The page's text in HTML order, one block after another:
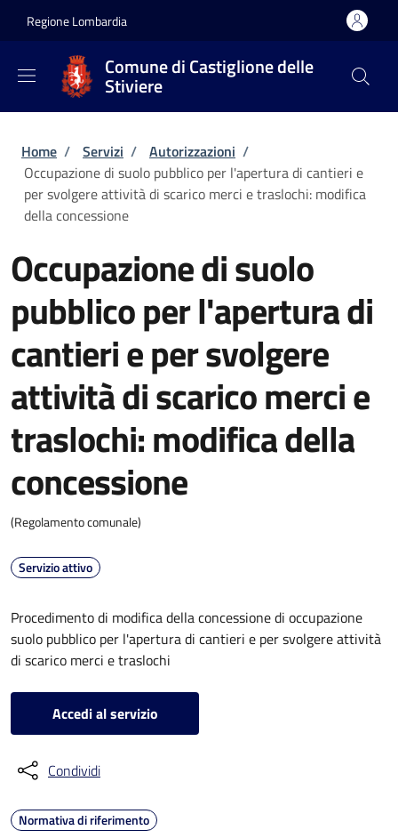
Regione Lombardia
Comune di Castiglione delle
Stiviere
Briciole di pane
Home / Servizi / Autorizzazioni /
Occupazione di suolo pubblico per l'apertura di cantieri e
per svolgere attività di scarico merci e traslochi: modifica
della concessione
Occupazione di suolo
pubblico per l'apertura di
cantieri e per svolgere
attività di scarico merci e
traslochi: modifica della
concessione
(Regolamento comunale)
Servizio attivo
Procedimento di modifica della concessione di occupazione
suolo pubblico per l'apertura di cantieri e per svolgere attività
di scarico merci e traslochi
Accedi al servizio
Condividi
Normativa di riferimento